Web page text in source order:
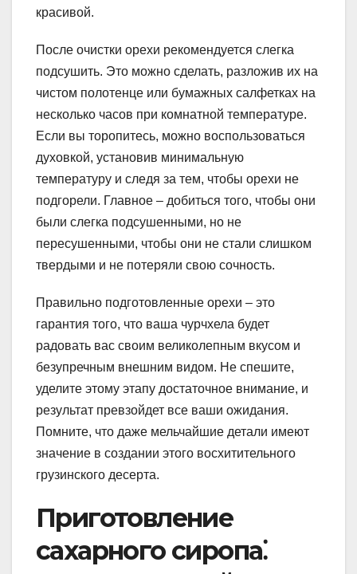
красивой.
После очистки орехи рекомендуется слегка
подсушить. Это можно сделать, разложив их на
чистом полотенце или бумажных салфетках на
несколько часов при комнатной температуре.
Если вы торопитесь, можно воспользоваться
духовкой, установив минимальную
температуру и следя за тем, чтобы орехи не
подгорели. Главное – добиться того, чтобы они
были слегка подсушенными, но не
пересушенными, чтобы они не стали слишком
твердыми и не потеряли свою сочность.
Правильно подготовленные орехи – это
гарантия того, что ваша чурчхела будет
радовать вас своим великолепным вкусом и
безупречным внешним видом. Не спешите,
уделите этому этапу достаточное внимание, и
результат превзойдет все ваши ожидания.
Помните, что даже мельчайшие детали имеют
значение в создании этого восхитительного
грузинского десерта.
Приготовление
сахарного сиропа⁚